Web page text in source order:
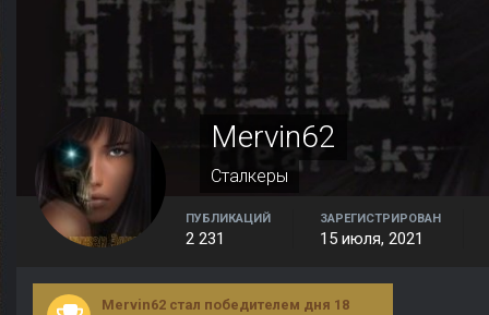
Mervin62
Сталкеры
ПУБЛИКАЦИЙ
2 231
ЗАРЕГИСТРИРОВАН
15 июля, 2021
Mervin62 стал победителем дня 18